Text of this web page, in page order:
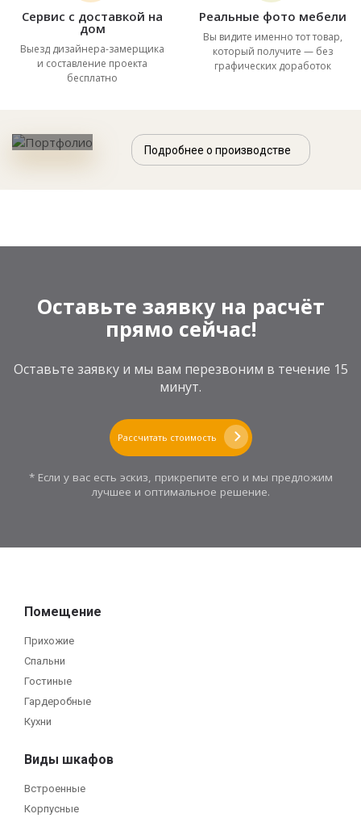
Сервис с доставкой на
дом
Выезд дизайнера-замерщика
и составление проекта
бесплатно
Реальные фото мебели
Вы видите именно тот товар,
который получите — без
графических доработок
Подробнее о производстве
Оставьте заявку на расчёт
прямо сейчас!
Оставьте заявку и мы вам перезвоним в течение 15
минут.
Рассчитать стоимость
* Если у вас есть эскиз, прикрепите его и мы предложим
лучшее и оптимальное решение.
Помещение
Прихожие
Спальни
Гостиные
Гардеробные
Кухни
Виды шкафов
Встроенные
Корпусные